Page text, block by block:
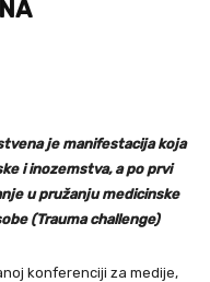
je manifestacija koja
i inozemstva, a po prvi
u pružanju medicinske
(Trauma challenge)
konferenciji za medije,